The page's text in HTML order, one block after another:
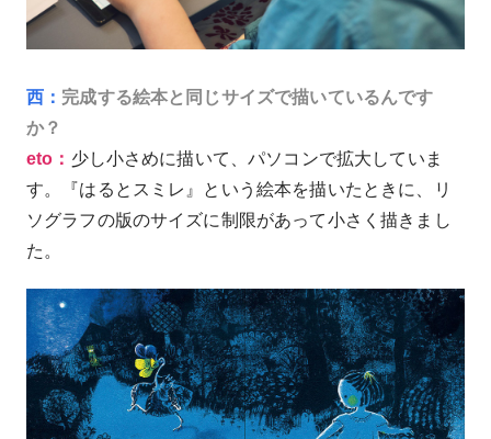
西： 完成する絵本と同じサイズで描いているんです
か？
eto： 少し小さめに描いて、パソコンで拡大していま
す。『はるとスミレ』という絵本を描いたときに、リ
ソグラフの版のサイズに制限があって小さく描きまし
た。